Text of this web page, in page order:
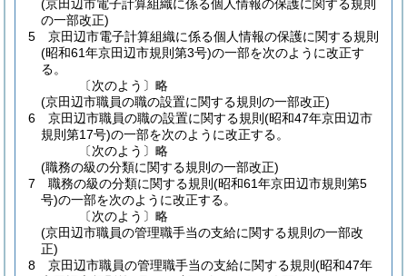
(京田辺市電子計算組織に係る個人情報の保護に関する規則
の一部改正)
5
京田辺市電子計算組織に係る個人情報の保護に関する規則
(昭和61年京田辺市規則第3号)の一部を次のように改正す
る。
〔次のよう〕略
(京田辺市職員の職の設置に関する規則の一部改正)
6
京田辺市職員の職の設置に関する規則 (昭和47年京田辺市
規則第17号)の一部を次のように改正する。
〔次のよう〕略
(職務の級の分類に関する規則の一部改正)
7
職務の級の分類に関する規則 (昭和61年京田辺市規則第5
号)の一部を次のように改正する。
〔次のよう〕略
(京田辺市職員の管理職手当の支給に関する規則の一部改
正)
8
京田辺市職員の管理職手当の支給に関する規則 (昭和47年